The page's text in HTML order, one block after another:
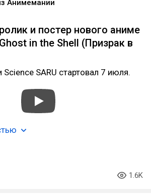
Анимемании
и постер нового аниме
in the Shell (Призрак в
Science SARU стартовал 7 июля.
1.6K